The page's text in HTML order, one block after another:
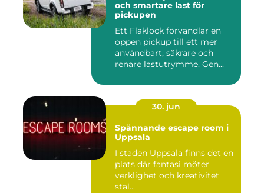
och smartare last för
pickupen
Ett Flaklock förvandlar en
öppen pickup till ett mer
användbart, säkrare och
renare lastutrymme. Gen...
30. jun
Spännande escape room i
Uppsala
I staden Uppsala finns det en
plats där fantasi möter
verklighet och kreativitet
stäl...